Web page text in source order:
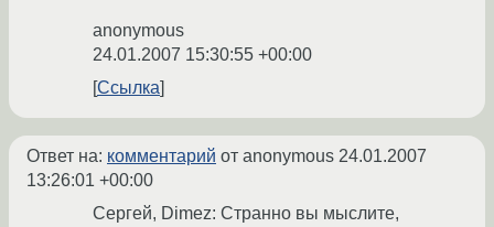
anonymous
24.01.2007 15:30:55 +00:00
Ссылка
Ответ на: комментарий от anonymous 24.01.2007
13:26:01 +00:00
Сергей, Dimez: Странно вы мыслите,